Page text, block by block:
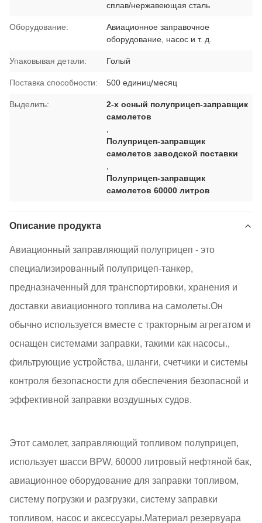
сплав/нержавеющая сталь
Оборудование:
Авиационное заправочное
оборудование, насос и т. д.
Упаковывая детали: Голый
Поставка способности: 500 единиц/месяц
Выделить:
2-х осный полуприцеп-заправщик
самолетов
Полуприцеп-заправщик
самолетов заводской поставки
Полуприцеп-заправщик
самолетов 60000 литров
Описание продукта
Авиационный заправляющий полуприцеп - это
специализированный полуприцеп-танкер,
предназначенный для транспортировки, хранения и
доставки авиационного топлива на самолеты.Он
обычно используется вместе с тракторным агрегатом и
оснащен системами заправки, такими как насосы.,
фильтрующие устройства, шланги, счетчики и системы
контроля безопасности для обеспечения безопасной и
эффективной заправки воздушных судов.
Этот самолет, заправляющий топливом полуприцеп,
использует шасси BPW, 60000 литровый нефтяной бак,
авиационное оборудование для заправки топливом,
систему погрузки и разгрузки, систему заправки
топливом, насос и аксессуары.Материал резервуара